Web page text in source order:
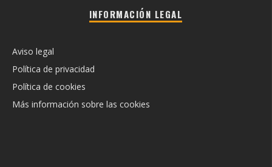
INFORMACIÓN LEGAL
Aviso legal
Política de privacidad
Política de cookies
Más información sobre las cookies